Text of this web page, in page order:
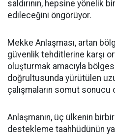
saldırının, hepsine yönelik
edileceğini öngörüyor.
Mekke Anlaşması, artan
güvenlik tehditlerine karşı
oluşturmak amacıyla
doğrultusunda yürütülen
çalışmaların somut sonucu
Anlaşmanın, üç ülkenin
destekleme taahhüdünün